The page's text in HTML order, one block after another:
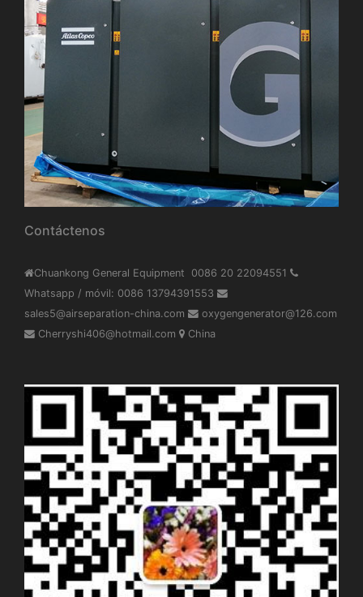
Contáctenos
Chuankong General Equipment 0086 20 22094551
Whatsapp / móvil: 0086 13794391553
sales5@airseparation-china.com
oxygengenerator@126.com
Cherryshi406@hotmail.com
China